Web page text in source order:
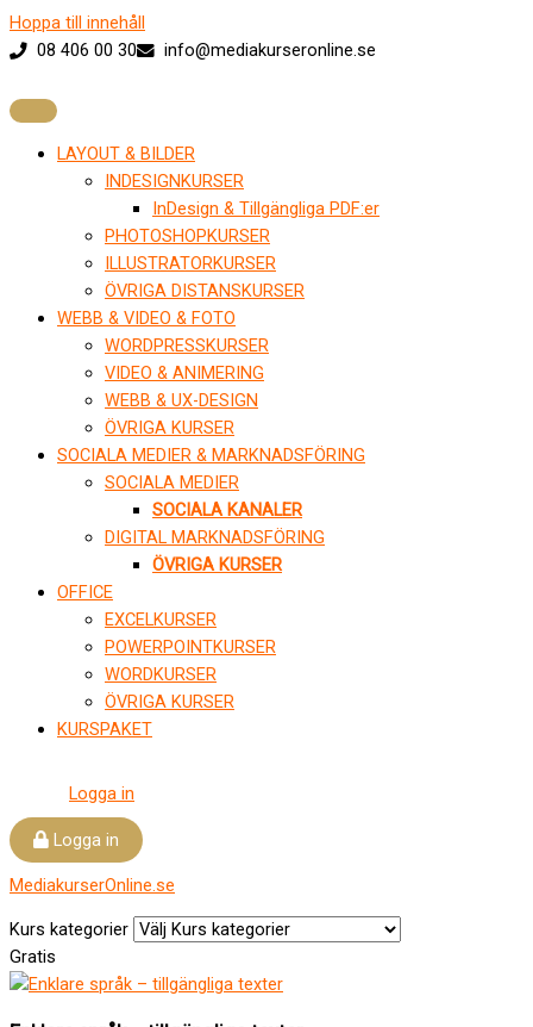
Hoppa till innehåll
08 406 00 30
info@mediakurseronline.se
LAYOUT & BILDER
INDESIGNKURSER
InDesign & Tillgängliga PDF:er
PHOTOSHOPKURSER
ILLUSTRATORKURSER
ÖVRIGA DISTANSKURSER
WEBB & VIDEO & FOTO
WORDPRESSKURSER
VIDEO & ANIMERING
WEBB & UX-DESIGN
ÖVRIGA KURSER
SOCIALA MEDIER & MARKNADSFÖRING
SOCIALA MEDIER
SOCIALA KANALER
DIGITAL MARKNADSFÖRING
ÖVRIGA KURSER
OFFICE
EXCELKURSER
POWERPOINTKURSER
WORDKURSER
ÖVRIGA KURSER
KURSPAKET
Logga in
Logga in
MediakurserOnline.se
Kurs kategorier
Gratis